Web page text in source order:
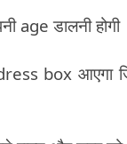
age डालनी होगी
box आएगा